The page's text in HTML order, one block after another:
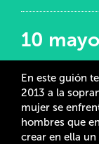
10
En este guión
2013 a la
mujer se
hombres que
crear en ella